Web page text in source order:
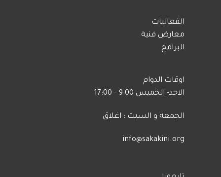
الفعاليات
معارض فنية
البرامج
اوقات الدوام
الاحد- الخميس 9:00 – 17:00
الجمعة و السبت : اغلاق
info@sakakini.org